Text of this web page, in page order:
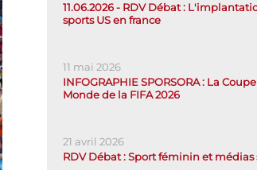
11.06.2026 - RDV Débat :
sports US en france
11 mai 2026
INFOGRAPHIE SPORSORA : La
Monde de la FIFA 2026
21 avril 2026
RDV Débat : Sport féminin et médias